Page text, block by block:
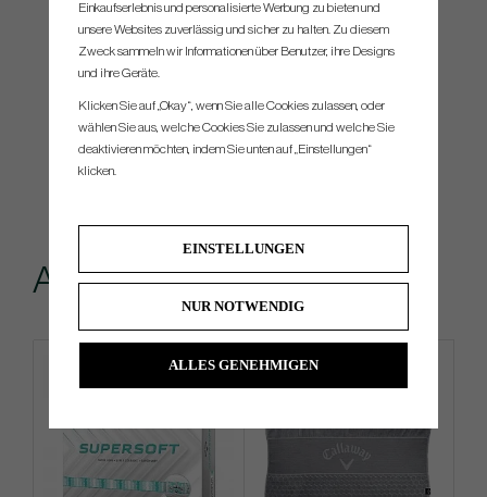
Andere kauften...
Einkaufserlebnis und personalisierte Werbung zu bieten und
unsere Websites zuverlässig und sicher zu halten. Zu diesem
Zweck sammeln wir Informationen über Benutzer, ihre Designs
und ihre Geräte.
Klicken Sie auf „Okay“, wenn Sie alle Cookies zulassen, oder
wählen Sie aus, welche Cookies Sie zulassen und welche Sie
deaktivieren möchten, indem Sie unten auf „Einstellungen“
klicken.
EINSTELLUNGEN
NUR NOTWENDIG
ALLES GENEHMIGEN